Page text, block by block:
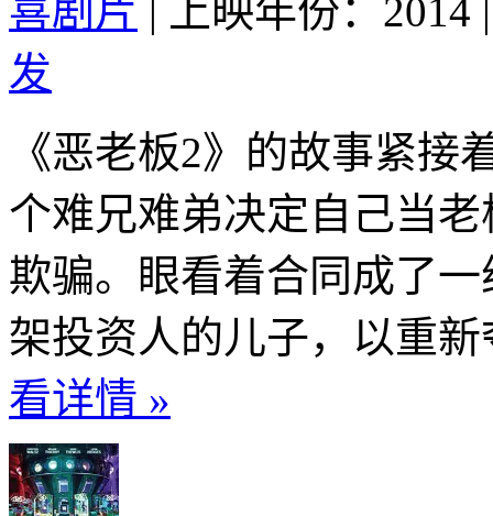
喜剧片 | 上映年份：2014 |
发
《恶老板2》的故事紧接
个难兄难弟决定自己当
欺骗。眼看着合同成了
架投资人的儿子，以重
看详情 »